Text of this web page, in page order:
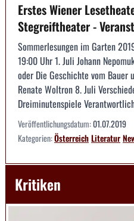
Erstes Wiener
Stegreiftheater -
Sommerlesungen im Garten
19:00 Uhr 1. Juli Johann
oder Die Geschichte vom
Renate Woltron 8. Juli
Dreiminutenspiele
Veröffentlichungsdatum:01.07.2019
Kategorien:ÖsterreichLiteratur
Kritiken